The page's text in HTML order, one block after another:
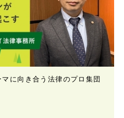
に向き合う法律のプロ集団